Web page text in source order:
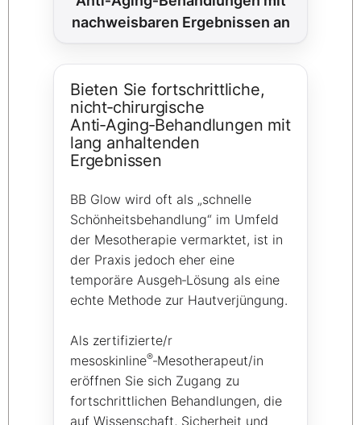
nachweisbaren Ergebnissen an
Bieten Sie fortschrittliche,
nicht‑chirurgische
Anti‑Aging‑Behandlungen mit
lang anhaltenden
Ergebnissen
BB Glow wird oft als „schnelle
Schönheitsbehandlung“ im Umfeld
der Mesotherapie vermarktet, ist in
der Praxis jedoch eher eine
temporäre Ausgeh‑Lösung als eine
echte Methode zur Hautverjüngung.
Als zertifizierte/r
mesoskinline®‑Mesotherapeut/in
eröffnen Sie sich Zugang zu
fortschrittlichen Behandlungen, die
auf Wissenschaft, Sicherheit und